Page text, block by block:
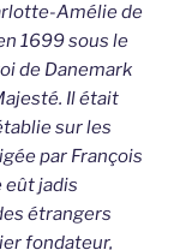
Amélie de
1699 sous le
de Danemark
Il était
sur les
par François
eût jadis
étrangers
fondateur,